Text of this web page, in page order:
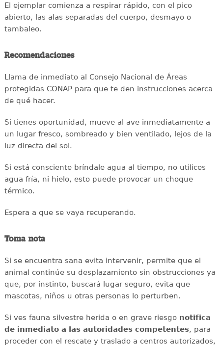
El ejemplar comienza a respirar rápido, con el pico
abierto, las alas separadas del cuerpo, desmayo o
tambaleo.
Recomendaciones
Llama de inmediato al Consejo Nacional de Áreas
protegidas CONAP para que te den instrucciones acerca
de qué hacer.
Si tienes oportunidad, mueve al ave inmediatamente a
un lugar fresco, sombreado y bien ventilado, lejos de la
luz directa del sol.
Si está consciente bríndale agua al tiempo, no utilices
agua fría, ni hielo, esto puede provocar un choque
térmico.
Espera a que se vaya recuperando.
Toma nota
Si se encuentra sana evita intervenir, permite que el
animal continúe su desplazamiento sin obstrucciones ya
que, por instinto, buscará lugar seguro, evita que
mascotas, niños u otras personas lo perturben.
Si ves fauna silvestre herida o en grave riesgonotifica
de inmediato a las autoridades competentes, para
proceder con el rescate y traslado a centros autorizados,